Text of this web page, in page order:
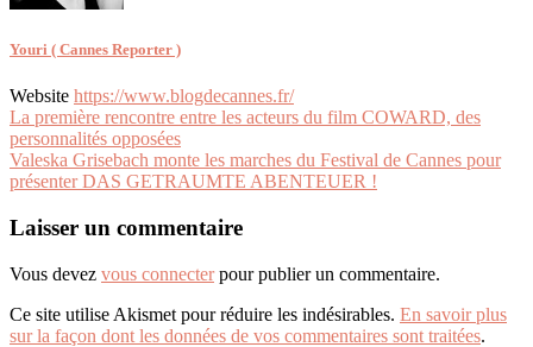
Youri ( Cannes Reporter )
Website https://www.blogdecannes.fr/
Navigation
de
l’article
La première rencontre entre les acteurs du film COWARD, des
personnalités opposées
Valeska Grisebach monte les marches du Festival de Cannes pour
présenter DAS GETRAUMTE ABENTEUER !
Laisser un commentaire
Vous devez vous connecterpour publier un commentaire.
Ce site utilise Akismet pour réduire les indésirables. En savoir plus
sur la façon dont les données de vos commentaires sont traitées.